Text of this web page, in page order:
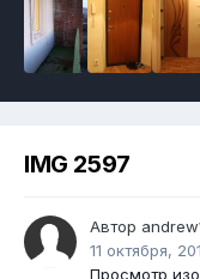
IMG 2597
Автор
11 октября,
Просмотр